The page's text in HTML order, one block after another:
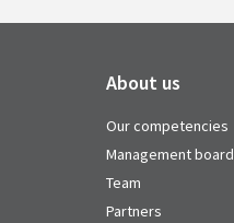
About us
Our competencies
Management board
Team
Partners